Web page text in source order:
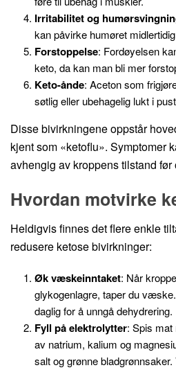
Irritabilitet og
kan påvirke humøret
Forstoppelse: Fordøyelsen
keto, da kan man bli mer
Keto-ånde: Aceton som
søtlig eller ubehagelig lukt i
Disse bivirkningene oppstår
kjent som «ketoflu». Symptomer
avhengig av kroppens tilstand før
Hvordan motvirke
Heldigvis finnes det flere enkle
redusere ketose bivirkninger:
Øk væskeinntaket: Når
glykogenlagre, taper du
daglig for å unngå dehydrering.
Fyll på elektrolytter: Spis mat
av natrium, kalium og
salt og grønne